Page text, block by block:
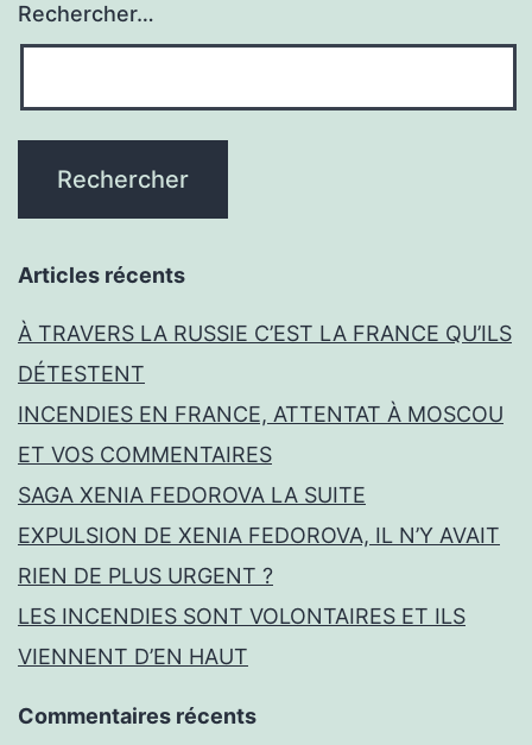
Rechercher…
Articles récents
À TRAVERS LA RUSSIE C’EST LA FRANCE QU’ILS
DÉTESTENT
INCENDIES EN FRANCE, ATTENTAT À MOSCOU
ET VOS COMMENTAIRES
SAGA XENIA FEDOROVA LA SUITE
EXPULSION DE XENIA FEDOROVA, IL N’Y AVAIT
RIEN DE PLUS URGENT ?
LES INCENDIES SONT VOLONTAIRES ET ILS
VIENNENT D’EN HAUT
Commentaires récents